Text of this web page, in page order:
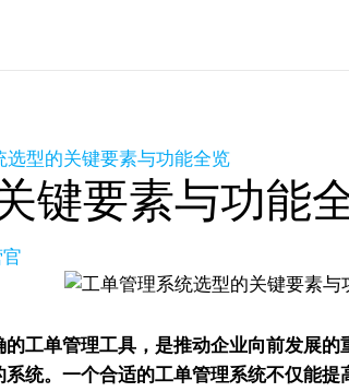
选型的关键要素与功能全览
键要素与功能
工单管理工具，是推动企业向前发展
统。一个合适的工单管理系统不仅能提